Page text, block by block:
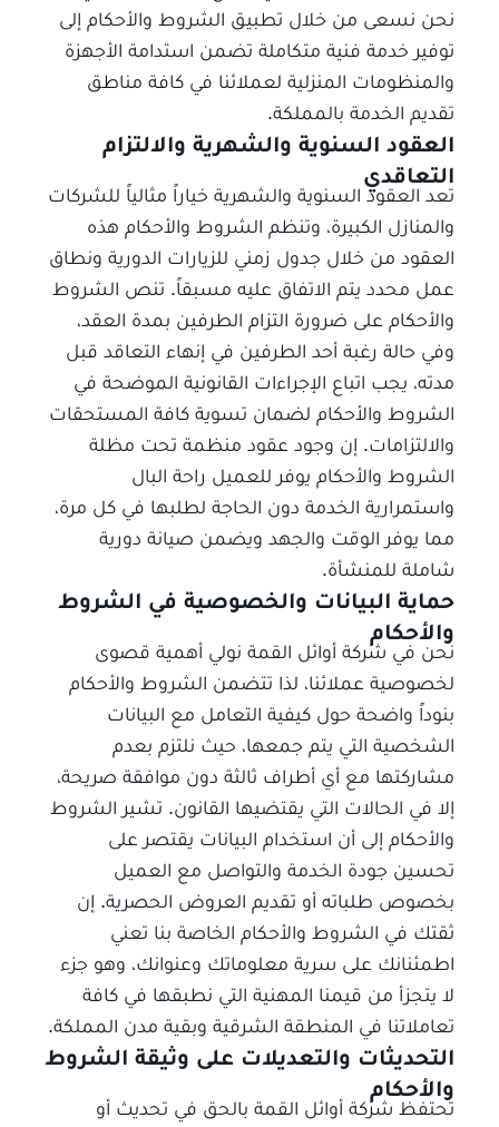
نحن نسعى من خلال تطبيق الشروط والأحكام إلى
توفير خدمة فنية متكاملة تضمن استدامة الأجهزة
والمنظومات المنزلية لعملائنا في كافة مناطق
تقديم الخدمة بالمملكة.
العقود السنوية والشهرية والالتزام
التعاقدي
تعد العقود السنوية والشهرية خياراً مثالياً للشركات
والمنازل الكبيرة، وتنظم الشروط والأحكام هذه
العقود من خلال جدول زمني للزيارات الدورية ونطاق
عمل محدد يتم الاتفاق عليه مسبقاً. تنص الشروط
والأحكام على ضرورة التزام الطرفين بمدة العقد،
وفي حالة رغبة أحد الطرفين في إنهاء التعاقد قبل
مدته، يجب اتباع الإجراءات القانونية الموضحة في
الشروط والأحكام لضمان تسوية كافة المستحقات
والالتزامات. إن وجود عقود منظمة تحت مظلة
الشروط والأحكام يوفر للعميل راحة البال
واستمرارية الخدمة دون الحاجة لطلبها في كل مرة،
مما يوفر الوقت والجهد ويضمن صيانة دورية
شاملة للمنشأة.
حماية البيانات والخصوصية في الشروط
والأحكام
نحن في شركة أوائل القمة نولي أهمية قصوى
لخصوصية عملائنا، لذا تتضمن الشروط والأحكام
بنوداً واضحة حول كيفية التعامل مع البيانات
الشخصية التي يتم جمعها، حيث نلتزم بعدم
مشاركتها مع أي أطراف ثالثة دون موافقة صريحة،
إلا في الحالات التي يقتضيها القانون. تشير الشروط
والأحكام إلى أن استخدام البيانات يقتصر على
تحسين جودة الخدمة والتواصل مع العميل
بخصوص طلباته أو تقديم العروض الحصرية. إن
ثقتك في الشروط والأحكام الخاصة بنا تعني
اطمئنانك على سرية معلوماتك وعنوانك، وهو جزء
لا يتجزأ من قيمنا المهنية التي نطبقها في كافة
تعاملاتنا في المنطقة الشرقية وبقية مدن المملكة.
التحديثات والتعديلات على وثيقة الشروط
والأحكام
تحتفظ شركة أوائل القمة بالحق في تحديث أو